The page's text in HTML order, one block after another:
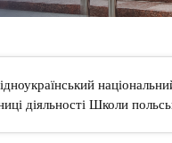
діяльності Школи